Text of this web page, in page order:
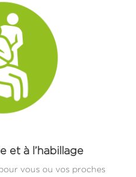
et à l’habillage
vous ou vos proches